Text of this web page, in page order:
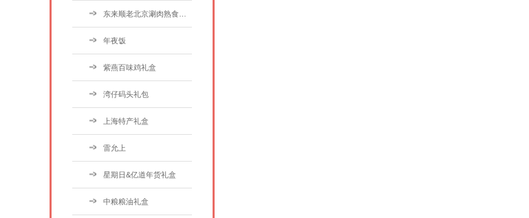
东来顺老北京涮肉熟食礼盒
年夜饭
紫燕百味鸡礼盒
湾仔码头礼包
上海特产礼盒
雷允上
星期日&亿道年货礼盒
中粮粮油礼盒